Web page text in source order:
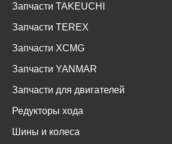
Запчасти TAKEUCHI
Запчасти TEREX
Запчасти XCMG
Запчасти YANMAR
Запчасти для двигателей
Редукторы хода
Шины и колеса